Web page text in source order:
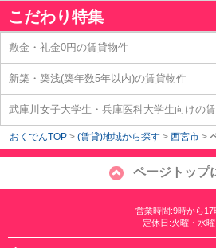
こだわり特集
敷金・礼金0円の賃貸物件
新築・築浅(築年数5年以内)の賃貸物件
武庫川女子大学生・兵庫医科大学生向けの
おくでんTOP > (賃貸)地域から探す > 西宮市 >
ページトップ
営業時間:9時から17
定休日:火曜・水曜